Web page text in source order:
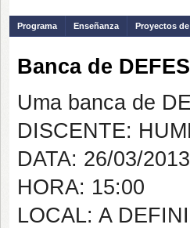
Programa Enseñanza Proyectos
Banca de
Uma banca de
DISCENTE:
DATA: 26/03/2013
HORA: 15:00
LOCAL: A